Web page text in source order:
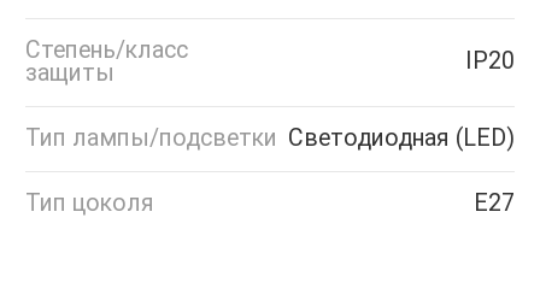
Степень/класс
защиты
IP20
Тип лампы/подсветки Светодиодная (LED)
Тип цоколя Е27